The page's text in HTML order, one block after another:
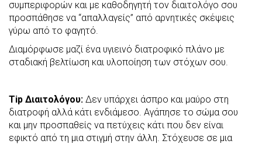
συμπεριφορών και με καθοδηγητή τον διαιτολόγο σου
προσπάθησε να “απαλλαγείς” από αρνητικές σκέψεις
γύρω από το φαγητό.
Διαμόρφωσε μαζί ένα υγιεινό διατροφικό πλάνο με
σταδιακή βελτίωση και υλοποίηση των στόχων σου.
Tip Διαιτολόγου: Δεν υπάρχει άσπρο και μαύρο στη
διατροφή αλλά κάτι ενδιάμεσο. Αγάπησε το σώμα σου
και μην προσπαθείς να πετύχεις κάτι που δεν είναι
εφικτό από τη μια στιγμή στην άλλη. Στόχευσε σε μια